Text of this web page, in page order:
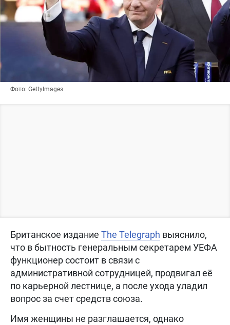
Фото: GettyImages
Британское издание The Telegraph выяснило,
что в бытность генеральным секретарем УЕФА
функционер состоит в связи с
административной сотрудницей, продвигал её
по карьерной лестнице, а после ухода уладил
вопрос за счет средств союза.
Имя женщины не разглашается, однако